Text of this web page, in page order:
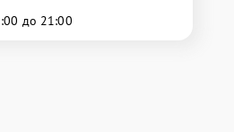
до 21:00